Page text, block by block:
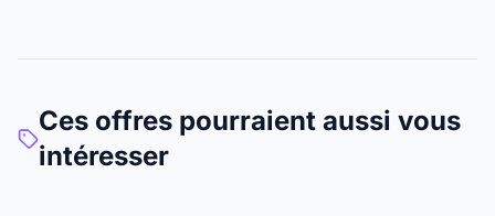
Ces offres pourraient aussi vous
intéresser